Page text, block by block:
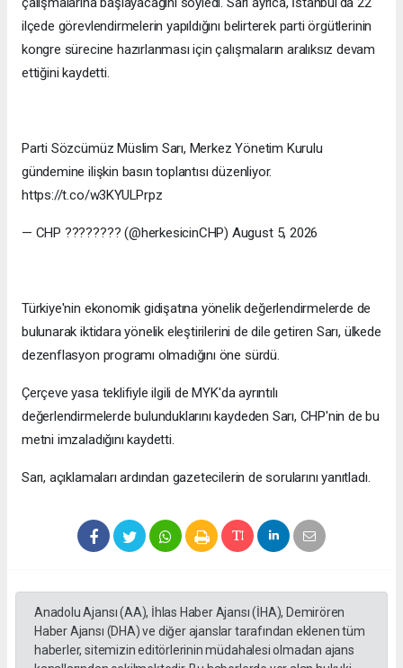
ilçede görevlendirmelerin yapıldığını belirterek parti örgütlerinin
kongre sürecine hazırlanması için çalışmaların aralıksız devam
ettiğini kaydetti.
Parti Sözcümüz Müslim Sarı, Merkez Yönetim Kurulu
gündemine ilişkin basın toplantısı düzenliyor.
https://t.co/w3KYULPrpz
— CHP ???????? (@herkesicinCHP) August 5, 2026
Türkiye'nin ekonomik gidişatına yönelik değerlendirmelerde de
bulunarak iktidara yönelik eleştirilerini de dile getiren Sarı, ülkede
dezenflasyon programı olmadığını öne sürdü.
Çerçeve yasa teklifiyle ilgili de MYK'da ayrıntılı
değerlendirmelerde bulunduklarını kaydeden Sarı, CHP'nin de bu
metni imzaladığını kaydetti.
Sarı, açıklamaları ardından gazetecilerin de sorularını yanıtladı.
Anadolu Ajansı (AA), İhlas Haber Ajansı (İHA), Demirören
Haber Ajansı (DHA) ve diğer ajanslar tarafından eklenen tüm
haberler, sitemizin editörlerinin müdahalesi olmadan ajans